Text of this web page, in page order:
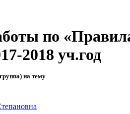
по
2018 уч.год
на тему